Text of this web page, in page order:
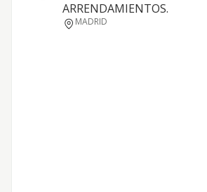
ARRENDAMIENTOS.
MADRID